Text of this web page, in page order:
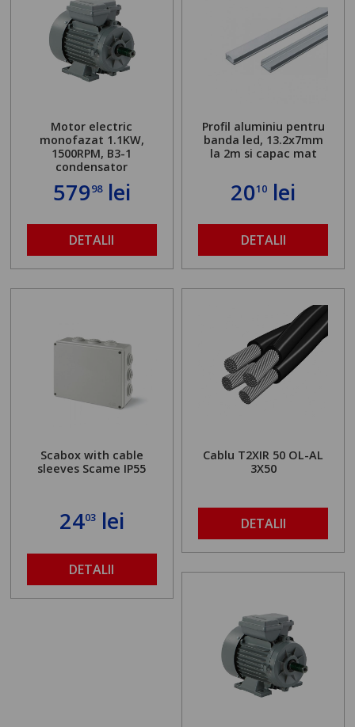
Motor electric
monofazat 1.1KW,
1500RPM, B3-1
condensator
57998lei
DETALII
Profil aluminiu pentru
banda led, 13.2x7mm
la 2m si capac mat
2010 lei
DETALII
Scabox with cable
sleeves Scame IP55
2403lei
DETALII
Cablu T2XIR 50 OL-AL
3X50
DETALII